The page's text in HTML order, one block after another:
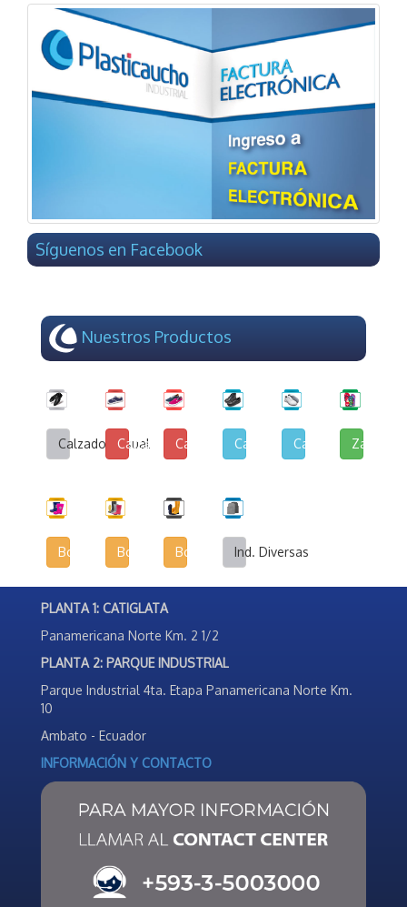
Síguenos en Facebook
Nuestros Productos
Calzado CasualCalzado de Lona y Cuerina
Calzado de Lona Urbana
Calzado EscolarCalzado Deportivo
Botas InfantilesBotas AgrícolasBotas de Seguridad Industrial
Ind. Diversas
PLANTA 1: CATIGLATA
Panamericana Norte Km. 2 1/2
PLANTA 2: PARQUE INDUSTRIAL
Parque Industrial 4ta. Etapa Panamericana Norte Km.
10
Ambato - Ecuador
INFORMACIÓN Y CONTACTO